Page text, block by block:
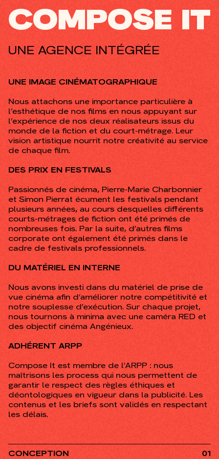
COMPOSE IT
UNE AGENCE INTÉGRÉE
UNE IMAGE CINÉMATOGRAPHIQUE
Nous attachons une importance particulière à
l’esthétique de nos films en nous appuyant sur
l’expérience de nos deux réalisateurs issus du
monde de la fiction et du court-métrage. Leur
vision artistique nourrit notre créativité au service
de chaque film.
DES PRIX EN FESTIVALS
Passionnés de cinéma, Pierre-Marie Charbonnier
et Simon Pierrat écument les festivals pendant
plusieurs années, au cours desquelles différents
courts-métrages de fiction ont été primés de
nombreuses fois. Par la suite, d’autres films
corporate ont également été primés dans le
cadre de festivals professionnels.
DU MATÉRIEL EN INTERNE
Nous avons investi dans du matériel de prise de
vue cinéma afin d’améliorer notre compétitivité et
notre souplesse d’exécution. Sur chaque projet,
nous tournons à minima avec une caméra RED et
des objectif cinéma Angénieux.
ADHÉRENT ARPP
Compose It est membre de l’ARPP : nous
maîtrisons les process qui nous permettent de
garantir le respect des règles éthiques et
déontologiques en vigueur dans la publicité. Les
contenus et les briefs sont validés en respectant
les délais.
CONCEPTION
01